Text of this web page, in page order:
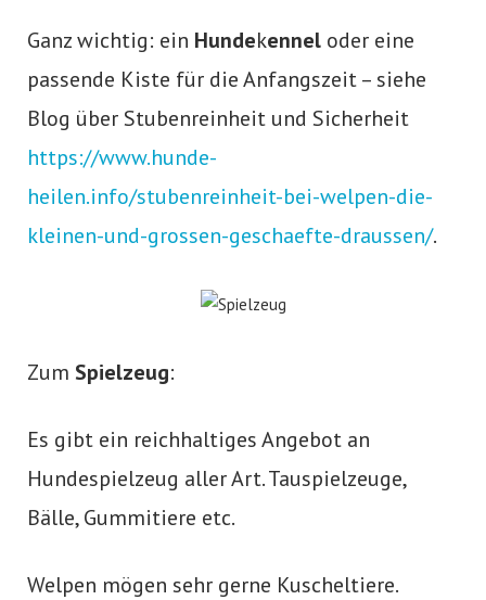
Ganz wichtig: ein Hundekennel oder eine
passende Kiste für die Anfangszeit – siehe
Blog über Stubenreinheit und Sicherheit
https://www.hunde-
heilen.info/stubenreinheit-bei-welpen-die-
kleinen-und-grossen-geschaefte-draussen/.
Zum Spielzeug:
Es gibt ein reichhaltiges Angebot an
Hundespielzeug aller Art. Tauspielzeuge,
Bälle, Gummitiere etc.
Welpen mögen sehr gerne Kuscheltiere.